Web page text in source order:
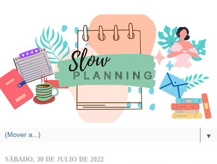
▼
SÁBADO, 30 DE JULIO DE 2022